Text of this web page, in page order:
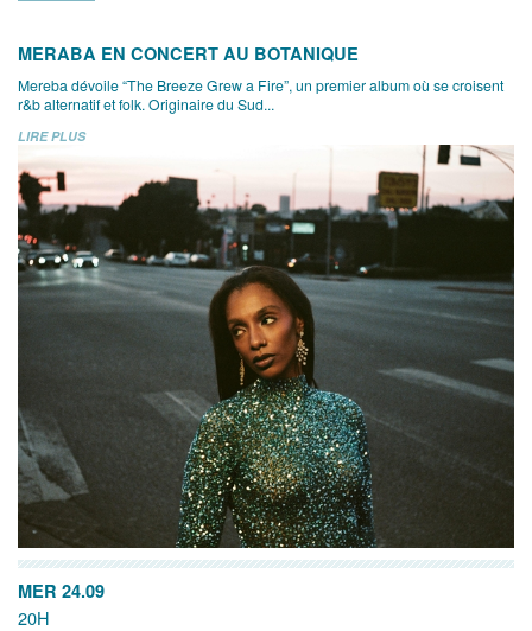
MERABA EN CONCERT AU BOTANIQUE
Mereba dévoile “The Breeze Grew a Fire”, un premier album où se croisent
r&b alternatif et folk. Originaire du Sud...
LIRE PLUS
MER 24.09
20H